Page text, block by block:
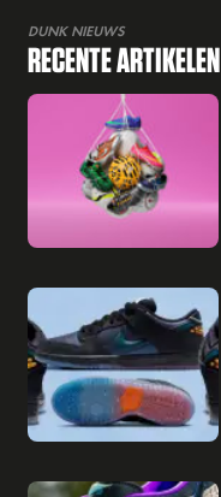
DUNK NIEUWS
RECENTE ARTIKELEN